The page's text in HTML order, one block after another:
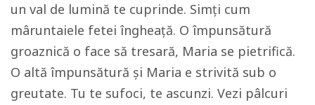
un val de lumină te cuprinde. Simți cum
mâruntaiele fetei îngheață. O împunsătură
groaznică o face să tresară, Maria se pietrifică.
O altă împunsătură și Maria e strivită sub o
greutate. Tu te sufoci, te ascunzi. Vezi pâlcuri